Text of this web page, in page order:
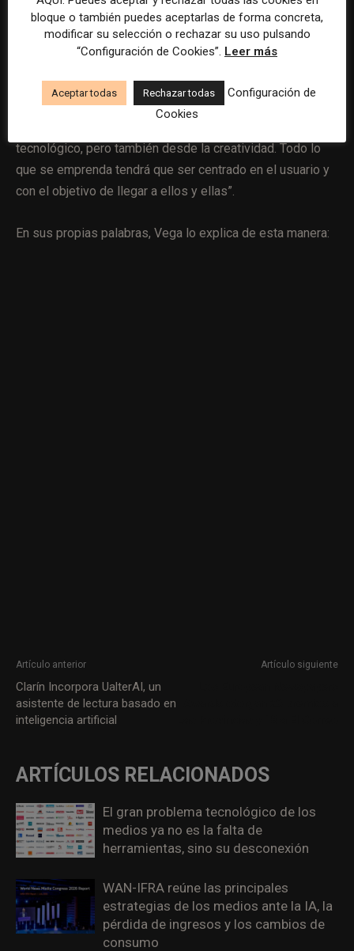
hay muchos ejemplos de medios sustentables a lo largo
del tiempo”.
Innovación: “Es el centro absoluto de las asignaturas que
imparto. Debemos aportar soluciones a los desafíos que
tecnológico, pero también desde la creatividad. Todo lo
que se emprenda tendrá que ser centrado en el usuario y
con el objetivo de llegar a ellos y ellas”.
En sus propias palabras, Vega lo explica de esta manera:
Artículo anterior
Clarín Incorpora UalterAI, un
asistente de lectura basado en
inteligencia artificial
Artículo siguiente
ARTÍCULOS RELACIONADOS
El gran problema tecnológico de los
medios ya no es la falta de
herramientas, sino su desconexión
WAN-IFRA reúne las principales
estrategias de los medios ante la IA, la
pérdida de ingresos y los cambios de
consumo
bloque o también puedes aceptarlas de forma concreta,
modificar su selección o rechazar su uso pulsando
“Configuración de Cookies”. Leer más
Aceptar todas Rechazar todas
Configuración de
Cookies